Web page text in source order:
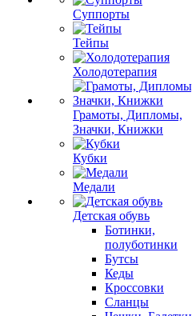
Суппорты
Тейпы
Холодотерапия
Грамоты, Дипломы,
Значки, Книжки
Кубки
Медали
Детская обувь
Ботинки,
полуботинки
Бутсы
Кеды
Кроссовки
Сланцы